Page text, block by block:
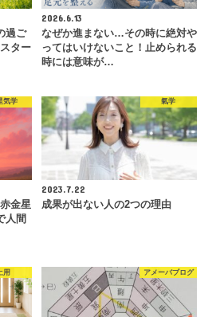
過ご
ター
2026.6.13
なぜか進まない…その時に絶対や
ってはいけないこと！止められる
時には意味が…
気学
金星
人間
氣学
2023.7.22
成果が出ない人の2つの理由
用 アメーバブログ